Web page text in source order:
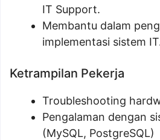
IT Support.
Membantu dalam
implementasi sistem
Ketrampilan Pekerja
Troubleshooting
Pengalaman dengan
(MySQL, PostgreSQL)